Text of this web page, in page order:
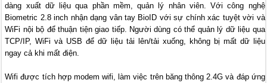
dàng xuất dữ liệu qua phần mềm, quản lý nhân viên. Với công nghệ
Biometric 2.8 inch nhận dạng vân tay BioID với sự chính xác tuyệt vời và
WiFi nội bộ để thuận tiện giao tiếp. Người dùng có thể quản lý dữ liệu qua
TCP/IP, WiFi và USB để dữ liệu tải lên/tải xuống, không bị mất dữ liệu
ngay cả khi mất điện.
Wifi được tích hợp modem wifi, làm việc trên băng thông 2.4G và đáp ứng